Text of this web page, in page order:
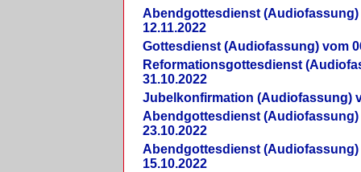
Abendgottesdienst (Audiofassung)
12.11.2022
Gottesdienst (Audiofassung) vom
Reformationsgottesdienst
31.10.2022
Jubelkonfirmation (Audiofassung)
Abendgottesdienst (Audiofassung)
23.10.2022
Abendgottesdienst (Audiofassung)
15.10.2022